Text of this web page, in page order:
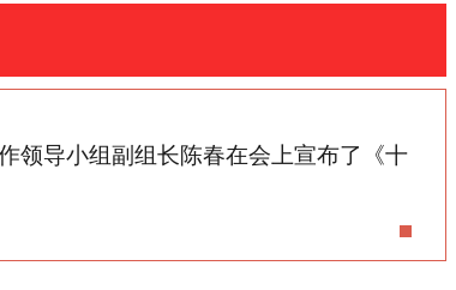
领导小组副组长陈春在会上宣布了《十